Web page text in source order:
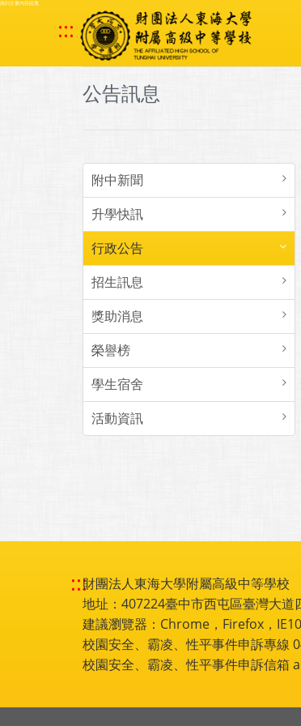
跳到主要內容區塊
:::
公告訊息
附中新聞
升學快訊
行政公告
招生訊息
獎助消息
榮譽榜
學生宿舍
活動資訊
:::財團法人東海大學附屬高級中等學校
地址：407224臺中市西屯區臺灣大
建議瀏覽器：Chrome，Firefox，
校園安全、霸凌、性平事件申訴專線
校園安全、霸凌、性平事件申訴信箱